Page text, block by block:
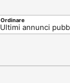
Ordinare